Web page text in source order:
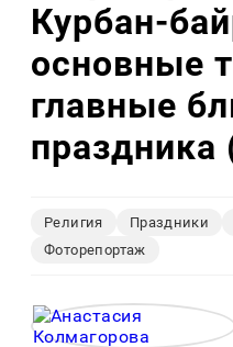
Курбан-
основные
главные
Религия Праздники
Фоторепортаж